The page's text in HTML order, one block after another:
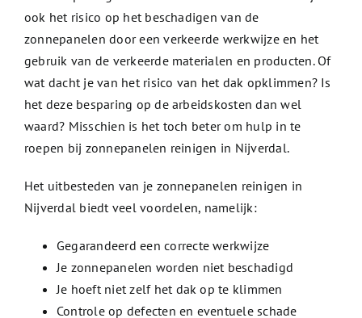
ook het risico op het beschadigen van de
zonnepanelen door een verkeerde werkwijze en het
gebruik van de verkeerde materialen en producten. Of
wat dacht je van het risico van het dak opklimmen? Is
het deze besparing op de arbeidskosten dan wel
waard? Misschien is het toch beter om hulp in te
roepen bij zonnepanelen reinigen in Nijverdal.
Het uitbesteden van je zonnepanelen reinigen in
Nijverdal biedt veel voordelen, namelijk:
Gegarandeerd een correcte werkwijze
Je zonnepanelen worden niet beschadigd
Je hoeft niet zelf het dak op te klimmen
Controle op defecten en eventuele schade